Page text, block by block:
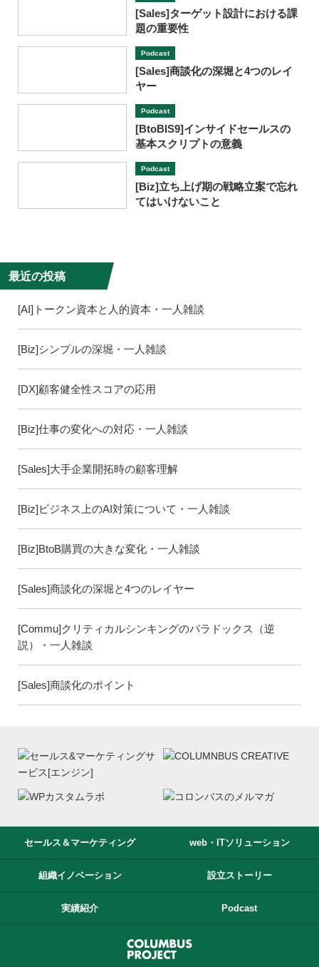
[Sales]ターゲット設計における課
題の重要性
Podcast
[Sales]商談化の深堀と4つのレイ
ヤー
Podcast
[BtoBIS9]インサイドセールスの
基本スクリプトの意義
Podcast
[Biz]立ち上げ期の戦略立案で忘れ
てはいけないこと
最近の投稿
[AI]トークン資本と人的資本・一人雑談
[Biz]シンプルの深堀・一人雑談
[DX]顧客健全性スコアの応用
[Biz]仕事の変化への対応・一人雑談
[Sales]大手企業開拓時の顧客理解
[Biz]ビジネス上のAI対策について・一人雑談
[Biz]BtoB購買の大きな変化・一人雑談
[Sales]商談化の深堀と4つのレイヤー
[Commu]クリティカルシンキングのパラドックス（逆
説）・一人雑談
[Sales]商談化のポイント
セールス＆マーケティング web・ITソリューション
組織イノベーション 設立ストーリー
実績紹介 Podcast